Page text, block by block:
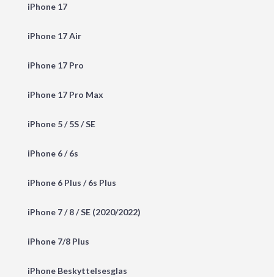
iPhone 17
iPhone 17 Air
iPhone 17 Pro
iPhone 17 Pro Max
iPhone 5 / 5S / SE
iPhone 6 / 6s
iPhone 6 Plus / 6s Plus
iPhone 7 / 8 / SE (2020/2022)
iPhone 7/8 Plus
iPhone Beskyttelsesglas